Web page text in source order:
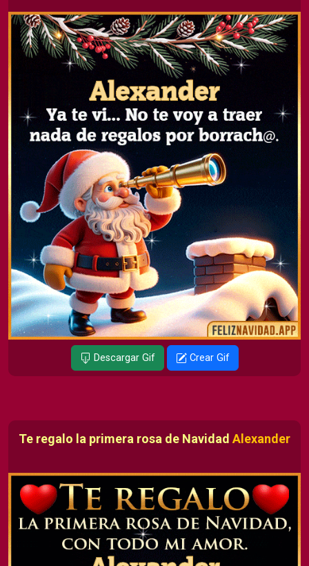
Descargar Gif Crear Gif
Te regalo la primera rosa de Navidad Alexander